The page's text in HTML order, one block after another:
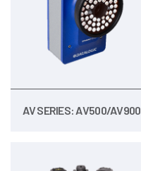
AV SERIES: AV500/AV900